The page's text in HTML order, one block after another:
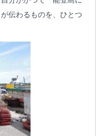
伝わるものを、ひとつ